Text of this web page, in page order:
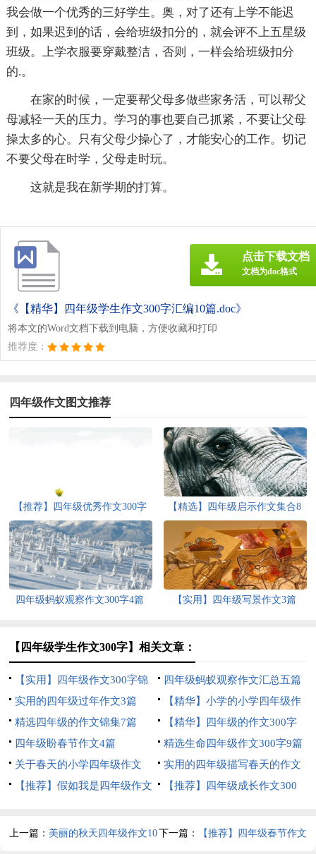
我会做一个优秀的三好学生。奥，对了还有上学不能迟
到，如果迟到的话，会给班级扣分的，就会评不上五星级
班级。上学衣服要穿戴整洁，否则，一样会给班级扣分
的.。
在家的时候，一定要帮父母多做些家务活，可以帮父
母减轻一天的压力。学习的事也要自己抓紧，不要让父母
操太多的心。只有父母少操心了，才能安心的工作。切记
不要父母在时学，父母走时玩。
这就是我在新学期的打算。
《【精华】四年级学生作文300字汇编10篇.doc》
将本文的Word文档下载到电脑，方便收藏和打印
推荐度：
点击下载文档
文档为doc格式
四年级作文图文推荐
【推荐】四年级优秀作文300字
汇编9篇
【精选】四年级启示作文集合8
篇
四年级蚂蚁观察作文300字4篇 【实用】四年级写景作文3篇
【四年级学生作文300字】相关文章：
【实用】四年级作文300字锦
集5篇
四年级蚂蚁观察作文汇总五篇
实用的四年级过年作文3篇
【精华】小学的小学四年级作
文1200字集锦7篇
精选四年级的作文锦集7篇
【精华】四年级的作文300字
合集九篇
四年级盼春节作文4篇
精选生命四年级作文300字9篇
关于春天的小学四年级作文
400字8篇
实用的四年级描写春天的作文
合集六篇
【推荐】假如我是四年级作文
【推荐】四年级成长作文300
上一篇： 美丽的秋天四年级作文10下一篇： 【推荐】四年级春节作文